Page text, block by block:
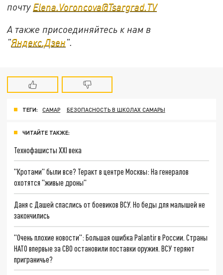
почту Elena.Voroncova@Tsargrad.TV
А также присоединяйтесь к нам в
"Яндекс.Дзен".
ТЕГИ: САМАР БЕЗОПАСНОСТЬ В ШКОЛАХ САМАРЫ
ЧИТАЙТЕ ТАКЖЕ:
Технофашисты XXI века
"Кротами" были все? Теракт в центре Москвы: На генералов
охотятся "живые дроны"
Даня с Дашей спаслись от боевиков ВСУ. Но беды для малышей не
закончились
"Очень плохие новости": Большая ошибка Palantir в России. Страны
НАТО впервые за СВО остановили поставки оружия. ВСУ теряют
приграничье?